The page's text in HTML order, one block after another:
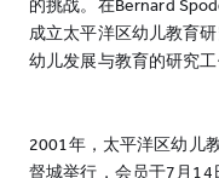
的挑战。在Bernard
成立太平洋区幼儿教育
幼儿发展与教育的研究工
2001年，太平洋区幼儿
督城举行，会员于7月14